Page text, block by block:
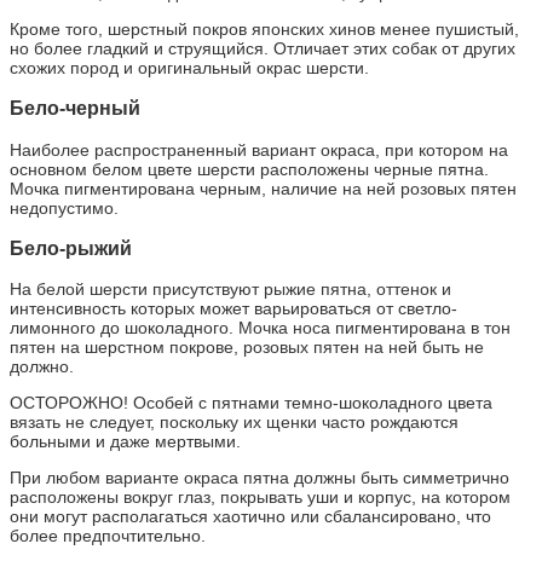
Кроме того, шерстный покров японских хинов менее пушистый,
но более гладкий и струящийся. Отличает этих собак от других
схожих пород и оригинальный окрас шерсти.
Бело-черный
Наиболее распространенный вариант окраса, при котором на
основном белом цвете шерсти расположены черные пятна.
Мочка пигментирована черным, наличие на ней розовых пятен
недопустимо.
Бело-рыжий
На белой шерсти присутствуют рыжие пятна, оттенок и
интенсивность которых может варьироваться от светло-
лимонного до шоколадного. Мочка носа пигментирована в тон
пятен на шерстном покрове, розовых пятен на ней быть не
должно.
ОСТОРОЖНО! Особей с пятнами темно-шоколадного цвета
вязать не следует, поскольку их щенки часто рождаются
больными и даже мертвыми.
При любом варианте окраса пятна должны быть симметрично
расположены вокруг глаз, покрывать уши и корпус, на котором
они могут располагаться хаотично или сбалансировано, что
более предпочтительно.